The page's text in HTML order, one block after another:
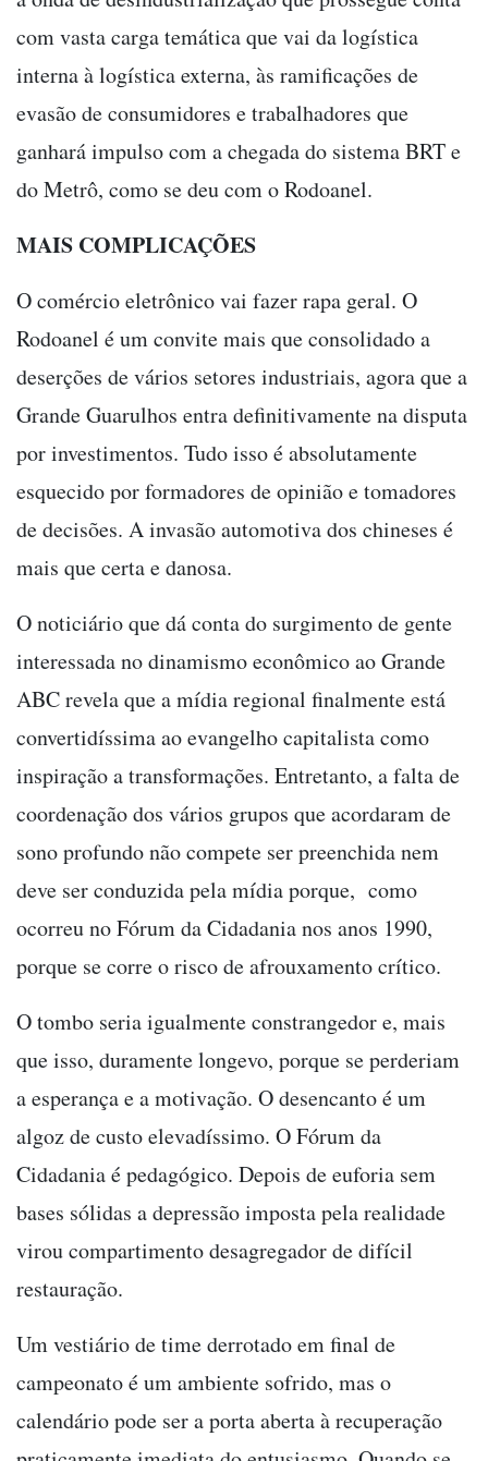
com vasta carga temática que vai da logística
interna à logística externa, às ramificações de
evasão de consumidores e trabalhadores que
ganhará impulso com a chegada do sistema BRT e
do Metrô, como se deu com o Rodoanel.
MAIS COMPLICAÇÕES
O comércio eletrônico vai fazer rapa geral. O
Rodoanel é um convite mais que consolidado a
deserções de vários setores industriais, agora que a
Grande Guarulhos entra definitivamente na disputa
por investimentos. Tudo isso é absolutamente
esquecido por formadores de opinião e tomadores
de decisões. A invasão automotiva dos chineses é
mais que certa e danosa.
O noticiário que dá conta do surgimento de gente
interessada no dinamismo econômico ao Grande
ABC revela que a mídia regional finalmente está
convertidíssima ao evangelho capitalista como
inspiração a transformações. Entretanto, a falta de
coordenação dos vários grupos que acordaram de
sono profundo não compete ser preenchida nem
deve ser conduzida pela mídia porque, como
ocorreu no Fórum da Cidadania nos anos 1990,
porque se corre o risco de afrouxamento crítico.
O tombo seria igualmente constrangedor e, mais
que isso, duramente longevo, porque se perderiam
a esperança e a motivação. O desencanto é um
algoz de custo elevadíssimo. O Fórum da
Cidadania é pedagógico. Depois de euforia sem
bases sólidas a depressão imposta pela realidade
virou compartimento desagregador de difícil
restauração.
Um vestiário de time derrotado em final de
campeonato é um ambiente sofrido, mas o
calendário pode ser a porta aberta à recuperação